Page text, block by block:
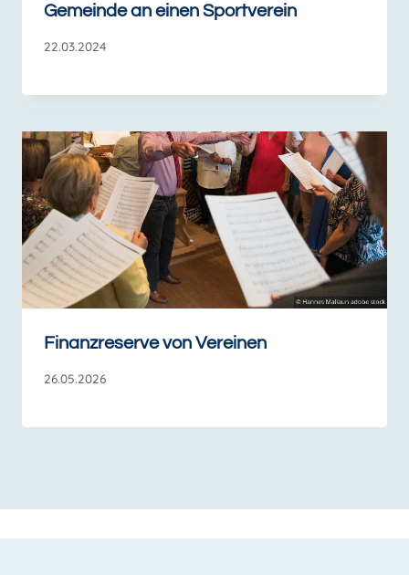
Gemeinde an einen Sportverein
22.03.2024
Finanzreserve von Vereinen
26.05.2026